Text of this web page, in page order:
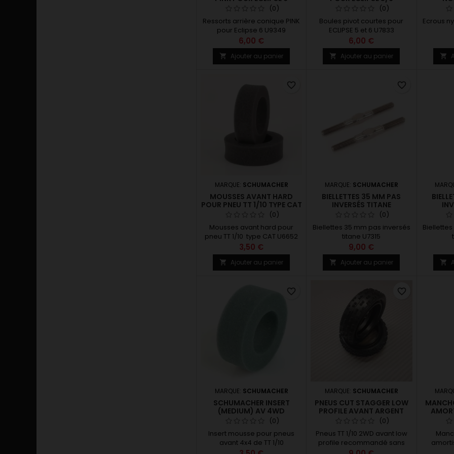
(0)
Ressorts arrière conique PINK
pour Eclipse 6 U9349
6,00 €
 Ajouter au panier
(0)
Boules pivot courtes pour
ECLIPSE 5 et 6 U7833
6,00 €
 Ajouter au panier
Ecrous

MARQUE: SCHUMACHER
MOUSSES AVANT HARD
POUR PNEU TT 1/10 TYPE CAT
(0)
Mousses avant hard pour
pneu TT 1/10 type CAT U6652
3,50 €
 Ajouter au panier
favorite_border
MARQUE: SCHUMACHER
BIELLETTES 35 MM PAS
INVERSÉS TITANE
(0)
Biellettes 35 mm pas inversés
titane U7315
9,00 €
 Ajouter au panier
favorite_border

MARQUE: SCHUMACHER
SCHUMACHER INSERT
(MEDIUM) AV 4WD
(0)
Insert mousse pour pneus
avant 4x4 de TT 1/10
Développé pour s'adapter a
favorite_border
MARQUE: SCHUMACHER
PNEUS CUT STAGGER LOW
PROFILE AVANT ARGENT
(0)
Pneus TT 1/10 2WD avant low
profile recommandé sans
insert terre et astro humide
favorite_border